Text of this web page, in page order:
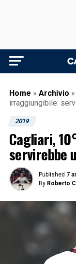
Home » Archivio »
irraggiungibile:
2019
Cagliari,
servirebbe
Published 7
By Roberto